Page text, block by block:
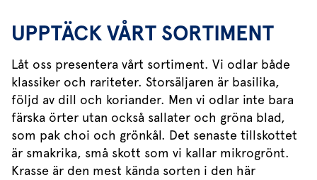
UPPTÄCK VÅRT SORTIMENT
Låt oss presentera vårt sortiment. Vi odlar både
klassiker och rariteter. Storsäljaren är basilika,
följd av dill och koriander. Men vi odlar inte bara
färska örter utan också sallater och gröna blad,
som pak choi och grönkål. Det senaste tillskottet
är smakrika, små skott som vi kallar mikrogrönt.
Krasse är den mest kända sorten i den här